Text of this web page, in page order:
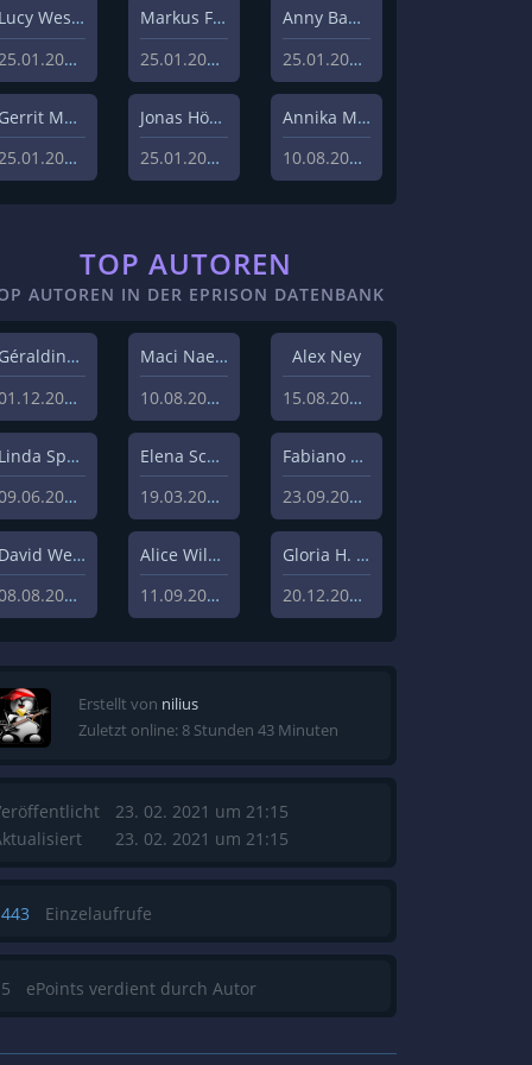
Lucy Westphal
25.01.2024
Markus Fiedler
25.01.2024
Anny Bader
25.01.2024
Gerrit Menk
25.01.2024
Jonas Höger
25.01.2024
Annika Menzel
10.08.2023
TOP AUTOREN
AUTOREN IN DER EPRISON DATENBANK
Géraldine Hohmann
01.12.2020
Maci Naeem Cheema
10.08.2020
Alex Ney
15.08.2019
Linda Sprenger
09.06.2019
Elena Schulz
19.03.2019
Fabiano Uslenghi
23.09.2019
David Weisz
08.08.2020
Alice Wilczynski
11.09.2020
Gloria H. Manderfeld
20.12.2019
Erstellt von nilius
Zuletzt online: 8 Stunden 43 Minuten
23. 02. 2021 um 21:15
23. 02. 2021 um 21:15
Einzelaufrufe
ePoints verdient durch Autor